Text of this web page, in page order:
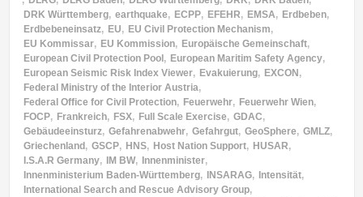
DRK Württemberg, earthquake, ECPP, EFEHR, EMSA, Erdbeben,
Erdbebeneinsatz, EU, EU Civil Protection Mechanism,
EU Kommissar, EU Kommission, Europäische Gemeinschaft,
European Civil Protection Pool, European Maritim Safety Agency,
European Seismic Risk Index Viewer, Evakuierung, EXCON,
Federal Ministry of the Interior Austria,
Federal Office for Civil Protection, Feuerwehr, Feuerwehr Wien,
FOCP, Frankreich, FSX, Full Scale Exercise, GDAC,
Gebäudeeinsturz, Gefahrenabwehr, Gefahrgut, GeoSphere, GMLZ,
Griechenland, GSCP, HNS, Host Nation Support, HUSAR,
I.S.A.R Germany, IM BW, Innenminister,
Innenministerium Baden-Württemberg, INSARAG, Intensität,
International Search and Rescue Advisory Group,